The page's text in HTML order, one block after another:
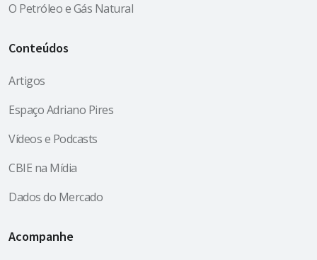
O Petróleo e Gás Natural
Conteúdos
Artigos
Espaço Adriano Pires
Vídeos e Podcasts
CBIE na Mídia
Dados do Mercado
Acompanhe